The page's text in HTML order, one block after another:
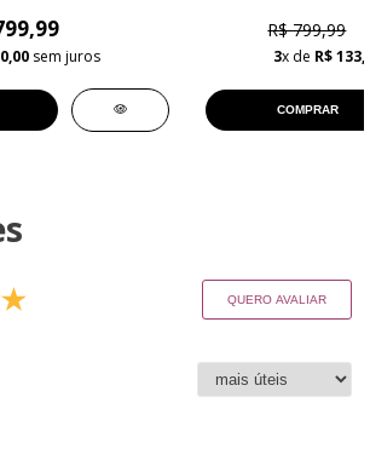
sem juros
R$ 799,99
3x de R$
COMPRAR
QUERO AVALIAR